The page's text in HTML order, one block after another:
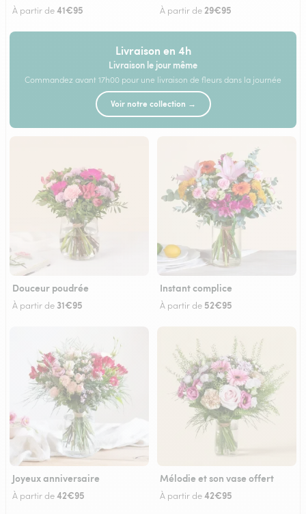
À partir de41€95 À partir de 29€95
Livraison en 4h
Livraison le jour même
Commandez avant 17h00 pour une livraison de fleurs dans la journée
Voir notre collection →
Douceur poudrée
À partir de 31€95
Instant complice
À partir de 52€95
Joyeux anniversaire
À partir de42€95
Mélodie et son vase offert
À partir de42€95